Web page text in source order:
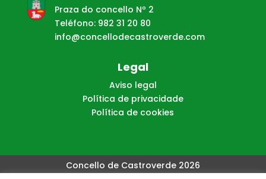
Praza do concello Nº 2
Teléfono: 982 31 20 80
info@concellodecastroverde.com
Legal
Aviso legal
Política de privacidade
Política de cookies
Concello de Castroverde 2026